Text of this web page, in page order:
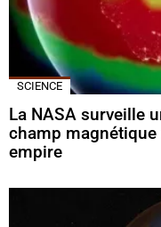
SCIENCE
La NASA surveille
champ
empire